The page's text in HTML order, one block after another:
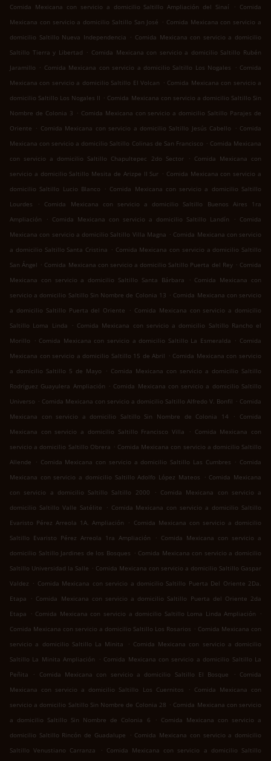
Comida Mexicana con servicio a domicilio Saltillo Ampliación del Sinaí
. Comida
Mexicana con servicio a domicilio Saltillo San José . Comida Mexicana con servicio a
domicilio Saltillo Nueva Independencia . Comida Mexicana con servicio a domicilio
Saltillo Tierra y Libertad . Comida Mexicana con servicio a domicilio Saltillo Rubén
Jaramillo . Comida Mexicana con servicio a domicilio Saltillo Los Nogales . Comida
Mexicana con servicio a domicilio Saltillo El Volcan . Comida Mexicana con servicio a
domicilio Saltillo Los Nogales II . Comida Mexicana con servicio a domicilio Saltillo Sin
Nombre de Colonia 3 . Comida Mexicana con servicio a domicilio Saltillo Parajes de
Oriente . Comida Mexicana con servicio a domicilio Saltillo Jesús Cabello . Comida
Mexicana con servicio a domicilio Saltillo Colinas de San Francisco . Comida Mexicana
con servicio a domicilio Saltillo Chapultepec 2do Sector
. Comida Mexicana con
servicio a domicilio Saltillo Mesita de Arizpe II Sur . Comida Mexicana con servicio a
domicilio Saltillo Lucio Blanco
. Comida Mexicana con servicio a domicilio Saltillo
Lourdes
.
Comida Mexicana con servicio a domicilio Saltillo Buenos Aires 1ra
Ampliación
. Comida Mexicana con servicio a domicilio Saltillo Landín . Comida
Mexicana con servicio a domicilio Saltillo Villa Magna . Comida Mexicana con servicio
a domicilio Saltillo Santa Cristina . Comida Mexicana con servicio a domicilio Saltillo
San Ángel . Comida Mexicana con servicio a domicilio Saltillo Puerta del Rey . Comida
Mexicana con servicio a domicilio Saltillo Santa Bárbara
. Comida Mexicana con
servicio a domicilio Saltillo Sin Nombre de Colonia 13 . Comida Mexicana con servicio
a domicilio Saltillo Puerta del Oriente
. Comida Mexicana con servicio a domicilio
Saltillo Loma Linda
. Comida Mexicana con servicio a domicilio Saltillo Rancho el
Morillo
. Comida Mexicana con servicio a domicilio Saltillo La Esmeralda . Comida
Mexicana con servicio a domicilio Saltillo 15 de Abril . Comida Mexicana con servicio
a domicilio Saltillo 5 de Mayo
. Comida Mexicana con servicio a domicilio Saltillo
Rodríguez Guayulera Ampliación . Comida Mexicana con servicio a domicilio Saltillo
Universo . Comida Mexicana con servicio a domicilio Saltillo Alfredo V. Bonfil . Comida
Mexicana con servicio a domicilio Saltillo Sin Nombre de Colonia 14
.
Comida
Mexicana con servicio a domicilio Saltillo Francisco Villa
. Comida Mexicana con
servicio a domicilio Saltillo Obrera . Comida Mexicana con servicio a domicilio Saltillo
Allende
. Comida Mexicana con servicio a domicilio Saltillo Las Cumbres . Comida
Mexicana con servicio a domicilio Saltillo Adolfo López Mateos
. Comida Mexicana
con servicio a domicilio Saltillo Saltillo 2000
. Comida Mexicana con servicio a
domicilio Saltillo Valle Satélite
. Comida Mexicana con servicio a domicilio Saltillo
Evaristo Pérez Arreola 1A. Ampliación
. Comida Mexicana con servicio a domicilio
Saltillo Evaristo Pérez Arreola 1ra Ampliación
. Comida Mexicana con servicio a
domicilio Saltillo Jardines de los Bosques . Comida Mexicana con servicio a domicilio
Saltillo Universidad la Salle . Comida Mexicana con servicio a domicilio Saltillo Gaspar
Valdez . Comida Mexicana con servicio a domicilio Saltillo Puerta Del Oriente 2Da.
Etapa
. Comida Mexicana con servicio a domicilio Saltillo Puerta del Oriente 2da
Etapa
. Comida Mexicana con servicio a domicilio Saltillo Loma Linda Ampliación
.
Comida Mexicana con servicio a domicilio Saltillo Los Rosarios . Comida Mexicana con
servicio a domicilio Saltillo La Minita
. Comida Mexicana con servicio a domicilio
Saltillo La Minita Ampliación
. Comida Mexicana con servicio a domicilio Saltillo La
Peñita
. Comida Mexicana con servicio a domicilio Saltillo El Bosque . Comida
Mexicana con servicio a domicilio Saltillo Los Cuernitos
. Comida Mexicana con
servicio a domicilio Saltillo Sin Nombre de Colonia 28 . Comida Mexicana con servicio
a domicilio Saltillo Sin Nombre de Colonia 6
. Comida Mexicana con servicio a
domicilio Saltillo Rincón de Guadalupe
. Comida Mexicana con servicio a domicilio
Saltillo Venustiano Carranza
. Comida Mexicana con servicio a domicilio Saltillo